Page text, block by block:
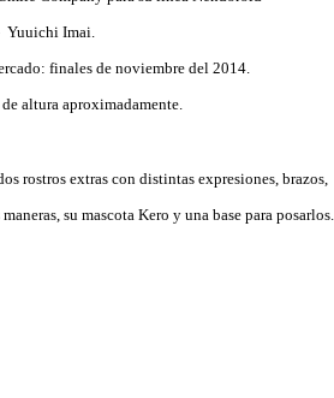
Yuuichi Imai.
finales de noviembre del 2014.
altura aproximadamente.
rostros extras con distintas expresiones,
su mascota Kero y una base para posarlos.